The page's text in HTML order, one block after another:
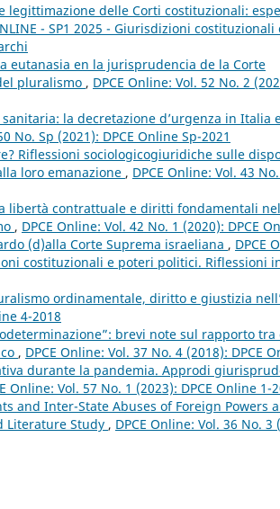
delle Corti costituzionali:
- SP1 2025 - Giurisdizioni
eutanasia en la jurisprudencia de la Corte
pluralismo , DPCE Online: Vol. 52 No. 2
la decretazione d’urgenza in Italia
No. Sp (2021): DPCE Online Sp-2021
Riflessioni sociologicogiuridiche sulle
loro emanazione , DPCE Online: Vol. 43
libertà contrattuale e diritti fondamentali
, DPCE Online: Vol. 42 No. 1 (2020): DPCE
(d)alla Corte Suprema israeliana , DPCE
costituzionali e poteri politici. Riflessioni
ordinamentale, diritto e giustizia
4-2018
brevi note sul rapporto
, DPCE Online: Vol. 37 No. 4 (2018): DPCE
durante la pandemia. Approdi
Online: Vol. 57 No. 1 (2023): DPCE Online 1-
and Inter-State Abuses of Foreign Powers
Literature Study , DPCE Online: Vol. 36 No. 3